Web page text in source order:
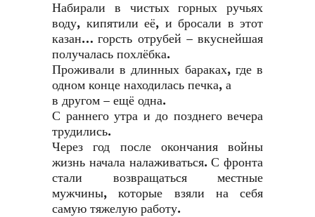
Набирали в чистых горных ручьях
воду, кипятили её, и бросали в этот
казан… горсть отрубей – вкуснейшая
получалась похлёбка.
Проживали в длинных бараках, где в
одном конце находилась печка, а
в другом – ещё одна.
С раннего утра и до позднего вечера
трудились.
Через год после окончания войны
жизнь начала налаживаться. С фронта
стали возвращаться местные
мужчины, которые взяли на себя
самую тяжелую работу.